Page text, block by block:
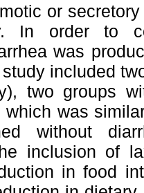
or
In order to
was
included
two groups
which was
without
inclusion of
in food